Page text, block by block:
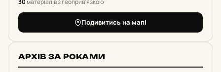
30матеріалів з геоприв'язкою
Подивитись на мапі
АРХІВ ЗА РОКАМИ